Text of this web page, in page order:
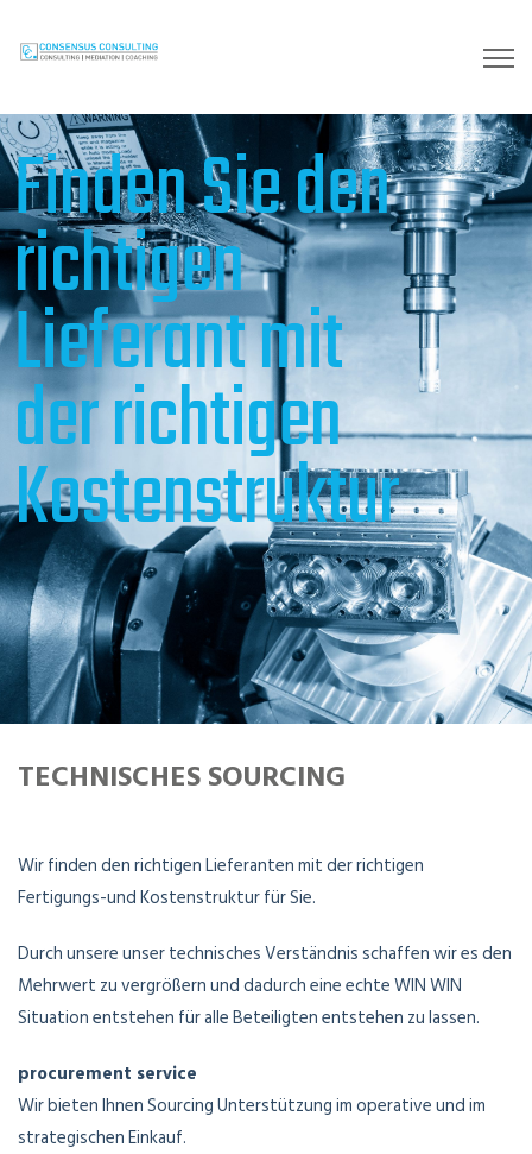
Finden Sie den
richtigen
Lieferant mit
der richtigen
Kostenstruktur
TECHNISCHES SOURCING
Wir finden den richtigen Lieferanten mit der richtigen
Fertigungs-und Kostenstruktur für Sie.
Durch unsere unser technisches Verständnis schaffen wir es den
Mehrwert zu vergrößern und dadurch eine echte WIN WIN
Situation entstehen für alle Beteiligten entstehen zu lassen.
procurement service
Wir bieten Ihnen Sourcing Unterstützung im operative und im
strategischen Einkauf.